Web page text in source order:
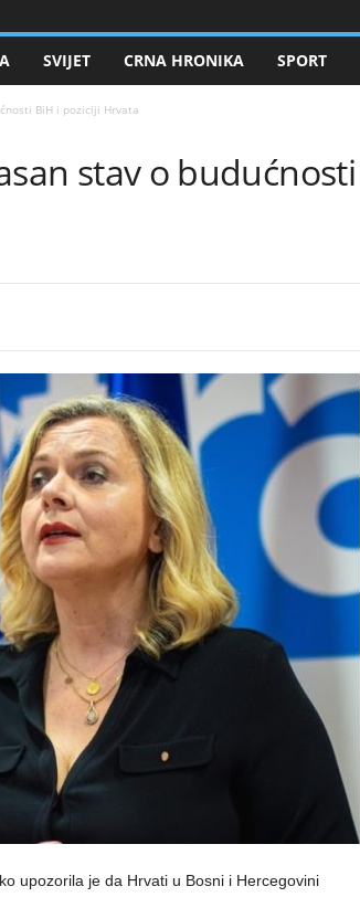
SVIJET CRNA HRONIKA SPORT
BiH i poziciji Hrvata
stav o budućnosti
upozorila je da Hrvati u Bosni i Hercegovini